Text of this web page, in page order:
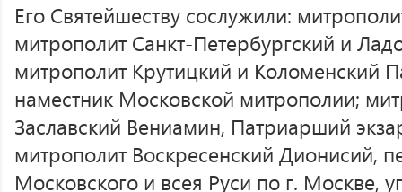
Его Святейшеству сослужили:
митрополит Санкт-Петербургский и
митрополит Крутицкий и Коломенский
наместник Московской митрополии;
Заславский Вениамин, Патриарший
митрополит Воскресенский Дионисий,
Московского и всея Руси по г. Москве,